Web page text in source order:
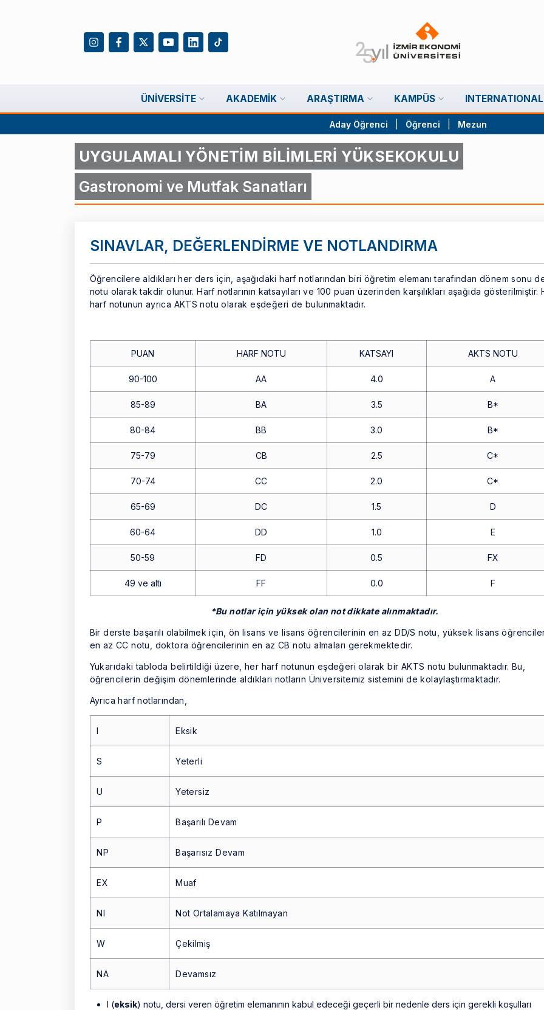
ÜNIVERSITE AKADEMIK ARAŞTIRMA KAMPÜS INTERNATIONAL
Aday Öğrenci Öğrenci Mezun
UYGULAMALI YÖNETİM BİLİMLERİ YÜKSEKOKULU
Gastronomi ve Mutfak Sanatları
SINAVLAR, DEĞERLENDİRME VE NOTLANDIRMA
Öğrencilere aldıkları her ders için, aşağıdaki harf notlarından biri öğretim elemanı tarafından dönem sonu
notu olarak takdir olunur. Harf notlarının katsayıları ve 100 puan üzerinden karşılıkları aşağıda gösterilmiştir.
harf notunun ayrıca AKTS notu olarak eşdeğeri de bulunmaktadır.
PUAN HARF NOTU KATSAYI AKTS NOTU
90-100 AA 4.0 A
85-89 BA 3.5 B*
80-84 BB 3.0 B*
75-79 CB 2.5 C*
70-74 CC 2.0 C*
65-69 DC 1.5 D
60-64 DD 1.0 E
50-59 FD 0.5 FX
49 ve altı FF 0.0 F
*Bu notlar için yüksek olan not dikkate alınmaktadır.
Bir derste başarılı olabilmek için, ön lisans ve lisans öğrencilerinin en az DD/S notu, yüksek lisans
en az CC notu, doktora öğrencilerinin en az CB notu almaları gerekmektedir.
Yukarıdaki tabloda belirtildiği üzere, her harf notunun eşdeğeri olarak bir AKTS notu bulunmaktadır. Bu,
öğrencilerin değişim dönemlerinde aldıkları notların Üniversitemiz sistemini de kolaylaştırmaktadır.
Ayrıca harf notlarından,
I Eksik
S Yeterli
U Yetersiz
P Başarılı Devam
NP Başarısız Devam
EX Muaf
NI Not Ortalamaya Katılmayan
W Çekilmiş
NA Devamsız
I (eksik) notu, dersi veren öğretim elemanının kabul edeceği geçerli bir nedenle ders için gerekli koşulları